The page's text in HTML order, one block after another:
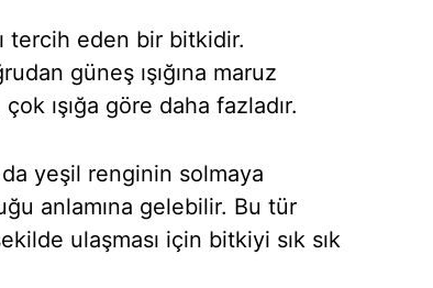
tercih eden bir bitkidir.
güneş ışığına maruz
ışığa göre daha fazladır.
yeşil renginin solmaya
anlamına gelebilir. Bu tür
ulaşması için bitkiyi sık sık